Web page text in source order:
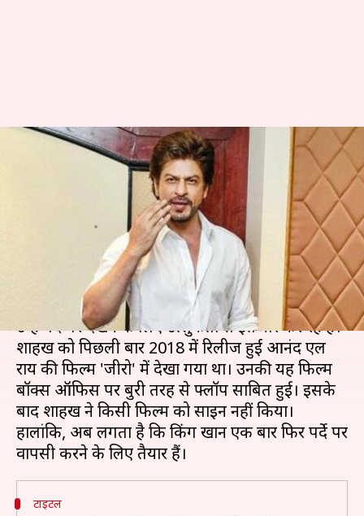
यशराज फिल्म्स के साथ पर्दे पर
वापसी कर रहे हैं शाहरुख खान,
दिखाएंगे 'पठानी' अंदाज!
Aug 07, 2020 05:40 pm
बॉलीवुड के सुपरस्टार शाहरुख खान के फैंस लंबे वक्त से
उन्हें पर्दे पर देखने के लिए उत्सुकता से इंतजार कर रहे हैं।
शाहरुख को पिछली बार 2018 में रिलीज हुई आनंद एल
राय की फिल्म 'जीरो' में देखा गया था। उनकी यह फिल्म
बॉक्स ऑफिस पर बुरी तरह से फ्लॉप साबित हुई। इसके
बाद शाहरुख ने किसी फिल्म को साइन नहीं किया।
हालांकि, अब लगता है कि किंग खान एक बार फिर पर्दे पर
टाइटल